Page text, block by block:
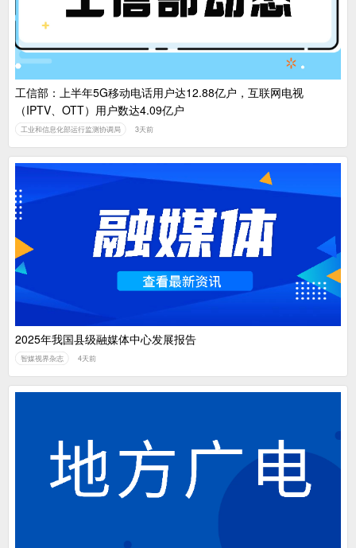
工信部：上半年5G移动电话用户达12.88亿户，互联网电视
（IPTV、OTT）用户数达4.09亿户
工业和信息化部运行监测协调局 3天前
2025年我国县级融媒体中心发展报告
智媒视界杂志 4天前